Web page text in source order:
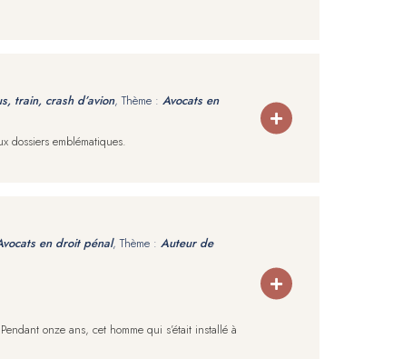
train, crash d’avion, Thème : Avocats en
dossiers emblématiques.
en droit pénal, Thème : Auteur de
onze ans, cet homme qui s’était installé à